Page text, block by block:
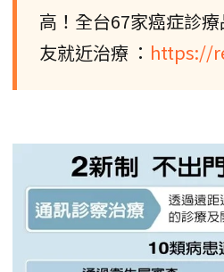
高！全台67家癌症診
友就近治療 ： https://